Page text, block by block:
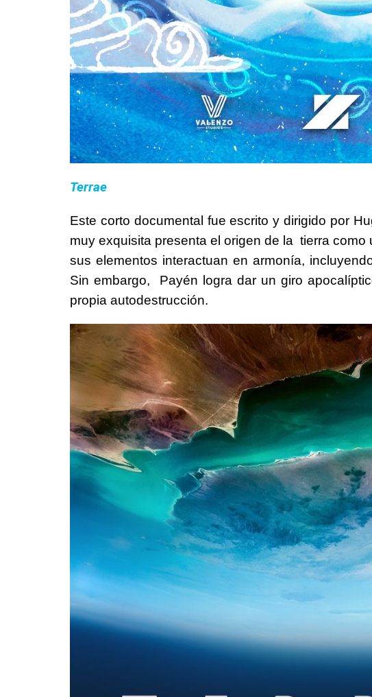
Terrae
Este corto documental fue escrito y dirigido por
muy exquisita presenta el origen de la tierra
sus elementos interactuan en armonía,
Sin embargo, Payén logra dar un giro
propia autodestrucción.